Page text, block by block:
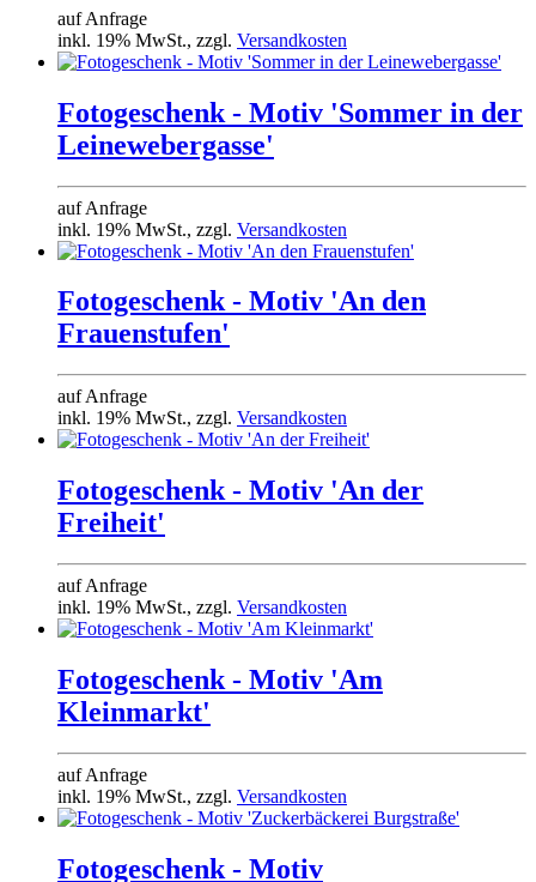
auf Anfrage
inkl. 19% MwSt., zzgl. Versandkosten
Fotogeschenk - Motiv 'Sommer in der
Leinewebergasse'
auf Anfrage
inkl. 19% MwSt., zzgl. Versandkosten
Fotogeschenk - Motiv 'An den
Frauenstufen'
auf Anfrage
inkl. 19% MwSt., zzgl. Versandkosten
Fotogeschenk - Motiv 'An der
Freiheit'
auf Anfrage
inkl. 19% MwSt., zzgl. Versandkosten
Fotogeschenk - Motiv 'Am
Kleinmarkt'
auf Anfrage
inkl. 19% MwSt., zzgl. Versandkosten
Fotogeschenk - Motiv